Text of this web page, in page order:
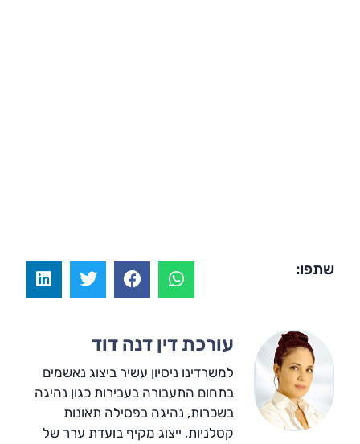
שתפו:
עורכת דין דנה דוד
למשרדינו ניסיון עשיר ביצוג נאשמים
בתחום התעבורה בעבירות כגון נהיגה
בשכרות, נהיגה בפסילה תאונות
קטלניות, ייצוג מקיף בועדת ערר של